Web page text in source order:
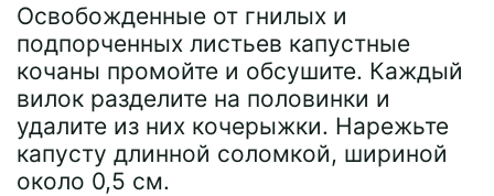
Освобожденные от гнилых и
подпорченных листьев капустные
кочаны промойте и обсушите. Каждый
вилок разделите на половинки и
удалите из них кочерыжки. Нарежьте
капусту длинной соломкой, шириной
около 0,5 см.